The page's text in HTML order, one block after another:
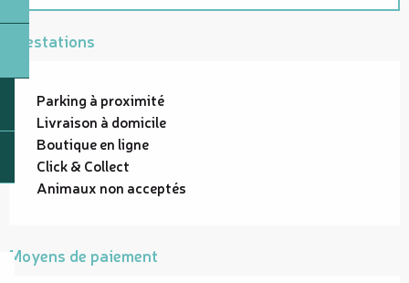
Prestations
Parking à proximité
Livraison à domicile
Boutique en ligne
Click & Collect
Animaux non acceptés
Moyens de paiement